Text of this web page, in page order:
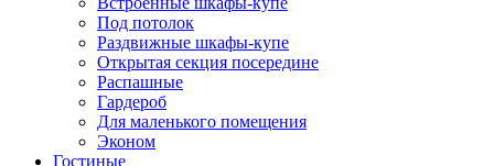
Под потолок
Раздвижные шкафы-купе
Открытая секция посередине
Распашные
Гардероб
Для маленького помещения
Эконом
Гостиные